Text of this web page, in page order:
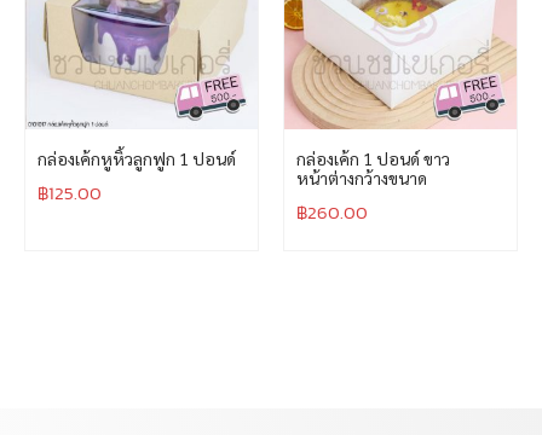
กล่องเค้กหูหิ้วลูกฟูก 1 ปอนด์
฿125.00
กล่องเค้ก 1 ปอนด์ ขาว
หน้าต่างกว้างขนาด
฿260.00